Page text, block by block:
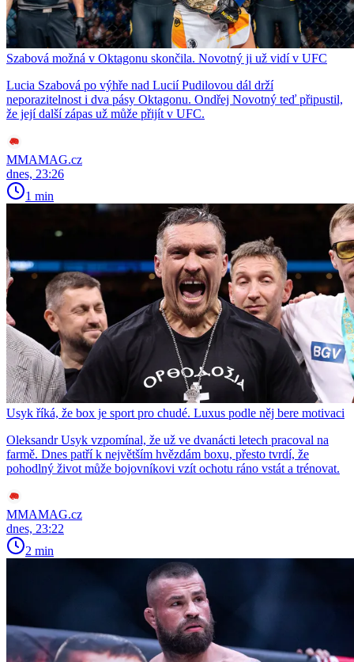
Szabová možná v Oktagonu skončila. Novotný ji už vidí v UFC
Lucia Szabová po výhře nad Lucií Pudilovou dál drží
neporazitelnost i dva pásy Oktagonu. Ondřej Novotný teď připustil,
že její další zápas už může přijít v UFC.
MMAMAG.cz
dnes, 23:26
1 min
Usyk říká, že box je sport pro chudé. Luxus podle něj bere motivaci
Oleksandr Usyk vzpomínal, že už ve dvanácti letech pracoval na
farmě. Dnes patří k největším hvězdám boxu, přesto tvrdí, že
pohodlný život může bojovníkovi vzít ochotu ráno vstát a trénovat.
MMAMAG.cz
dnes, 23:22
2 min